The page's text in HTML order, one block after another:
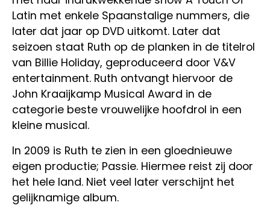
Latin met enkele Spaanstalige nummers, die
later dat jaar op DVD uitkomt. Later dat
seizoen staat Ruth op de planken in de titelrol
van Billie Holiday, geproduceerd door V&V
entertainment. Ruth ontvangt hiervoor de
John Kraaijkamp Musical Award in de
categorie beste vrouwelijke hoofdrol in een
kleine musical.
In 2009 is Ruth te zien in een gloednieuwe
eigen productie; Passie. Hiermee reist zij door
het hele land. Niet veel later verschijnt het
gelijknamige album.